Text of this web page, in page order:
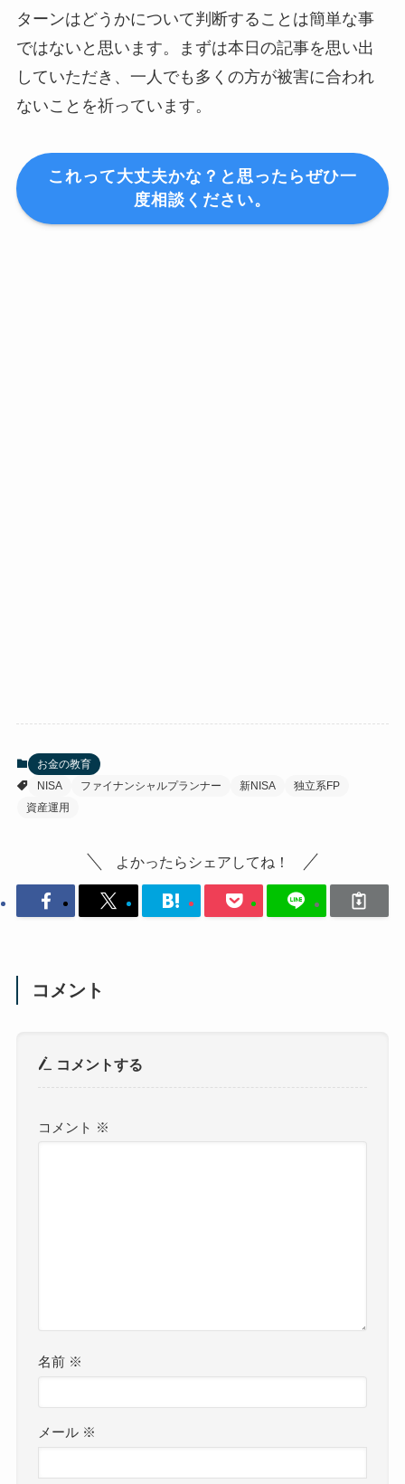
ターンはどうかについて判断することは簡単な事
ではないと思います。まずは本日の記事を思い出
していただき、一人でも多くの方が被害に合われ
ないことを祈っています。
これって大丈夫かな？と思ったらぜひ一
度相談ください。
お金の教育
NISA
ファイナンシャルプランナー 新NISA
独立系FP
資産運用
よかったらシェアしてね！
コメント
コメントする
コメント ※
名前 ※
メール ※